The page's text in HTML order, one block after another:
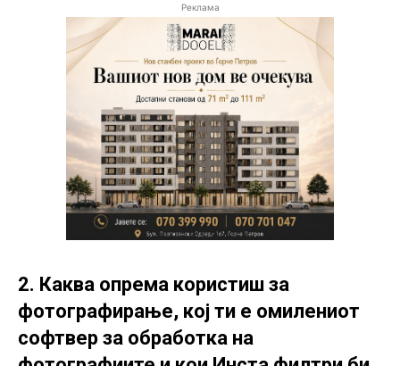
Реклама
2. Каква опрема користиш за
фотографирање, кој ти е омилениот
софтвер за обработка на